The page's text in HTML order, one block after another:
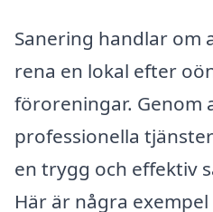
Sanering handlar om
rena en lokal efter
föroreningar. Genom
professionella
en trygg och effektiv
Här är några